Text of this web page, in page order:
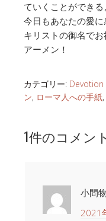
ていくことができる
今日もあなたの愛
キリストの御名でお
アーメン！
カテゴリー: Devotion
ン, ローマ人への手紙,
1件のコメント
小間
2021